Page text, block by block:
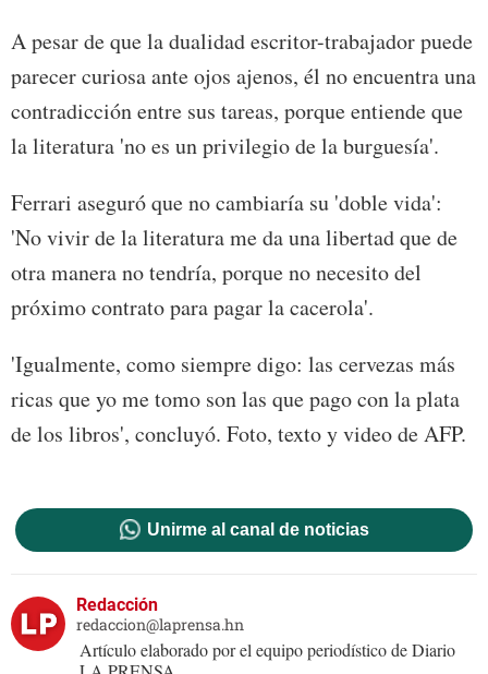
A pesar de que la dualidad escritor-trabajador puede
parecer curiosa ante ojos ajenos, él no encuentra una
contradicción entre sus tareas, porque entiende que
la literatura 'no es un privilegio de la burguesía'.
Ferrari aseguró que no cambiaría su 'doble vida':
'No vivir de la literatura me da una libertad que de
otra manera no tendría, porque no necesito del
próximo contrato para pagar la cacerola'.
'Igualmente, como siempre digo: las cervezas más
ricas que yo me tomo son las que pago con la plata
de los libros', concluyó. Foto, texto y video de AFP.
Unirme al canal de noticias
Redacción
redaccion@laprensa.hn
Artículo elaborado por el equipo periodístico de Diario